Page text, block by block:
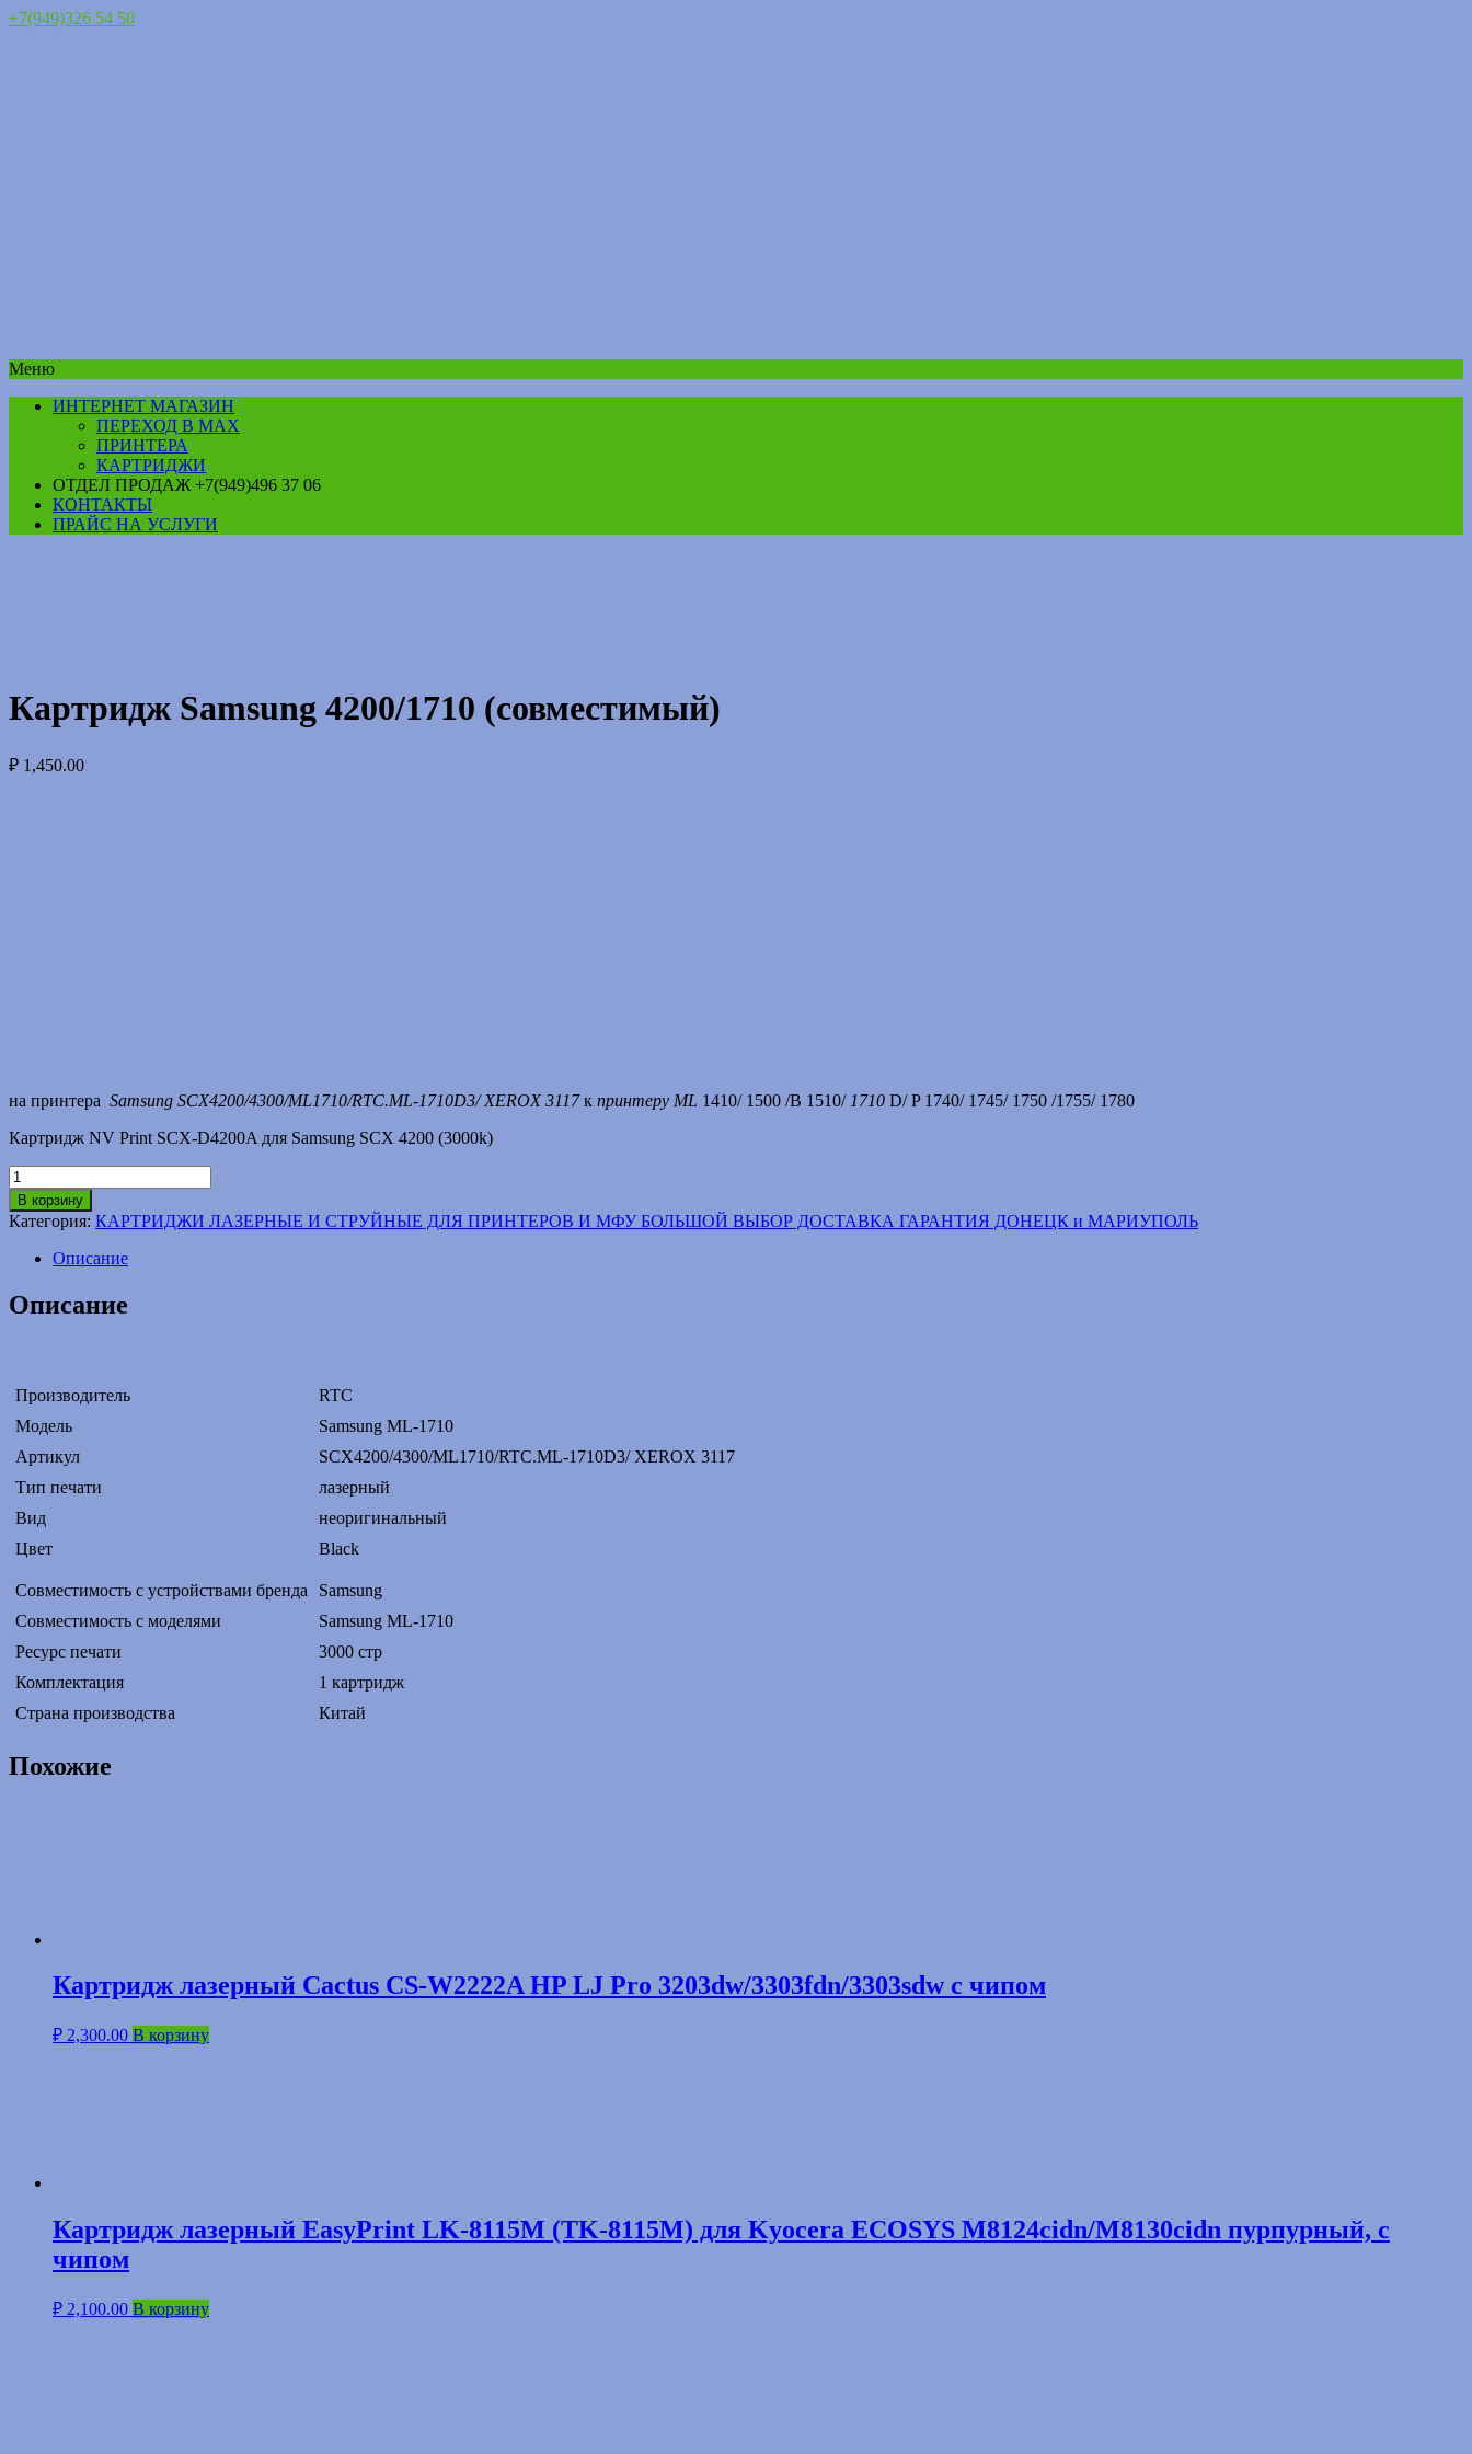
+7(949)326 54 50
Меню
ИНТЕРНЕТ МАГАЗИН
ПЕРЕХОД В MAX
ПРИНТЕРА
КАРТРИДЖИ
ОТДЕЛ ПРОДАЖ +7(949)496 37 06
КОНТАКТЫ
ПРАЙС НА УСЛУГИ
Картридж Samsung 4200/1710 (совместимый)
₽ 1,450.00
на принтера Samsung SCX4200/4300/ML1710/RTC.ML-1710D3/ XEROX 3117к принтеру ML 1410/ 1500 /B 1510/ 1710 D/ P 1740/ 1745/ 1750 /1755/ 1780
Картридж NV Print SCX-D4200A для Samsung SCX 4200 (3000k)
Количество
товара
Картридж
Samsung
4200/1710
(совместимый)
В корзину
Категория: КАРТРИДЖИ ЛАЗЕРНЫЕ И СТРУЙНЫЕ ДЛЯ ПРИНТЕРОВ И МФУ БОЛЬШОЙ ВЫБОР ДОСТАВКА ГАРАНТИЯ ДОНЕЦК и МАРИУПОЛЬ
Описание
Описание
Производитель
RTC
Модель
Samsung ML-1710
Артикул
SCX4200/4300/ML1710/RTC.ML-1710D3/ XEROX 3117
Тип печати
лазерный
Вид
неоригинальный
Цвет
Black
Совместимость с устройствами бренда
Samsung
Совместимость с моделями
Samsung ML-1710
Ресурс печати
3000 стр
Комплектация
1 картридж
Страна производства
Китай
Похожие
Картридж лазерный Cactus CS-W2222A HP LJ Pro 3203dw/3303fdn/3303sdw с чипом
₽ 2,300.00 В корзину
Картридж лазерный EasyPrint LK-8115M (TK-8115M) для Kyocera ECOSYS M8124cidn/M8130cidn пурпурный, с
чипом
₽ 2,100.00 В корзину